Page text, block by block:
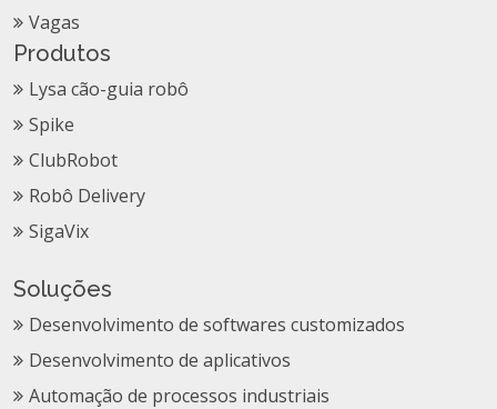
Vagas
Produtos
Lysa cão-guia robô
Spike
ClubRobot
Robô Delivery
SigaVix
Soluções
Desenvolvimento de softwares customizados
Desenvolvimento de aplicativos
Automação de processos industriais